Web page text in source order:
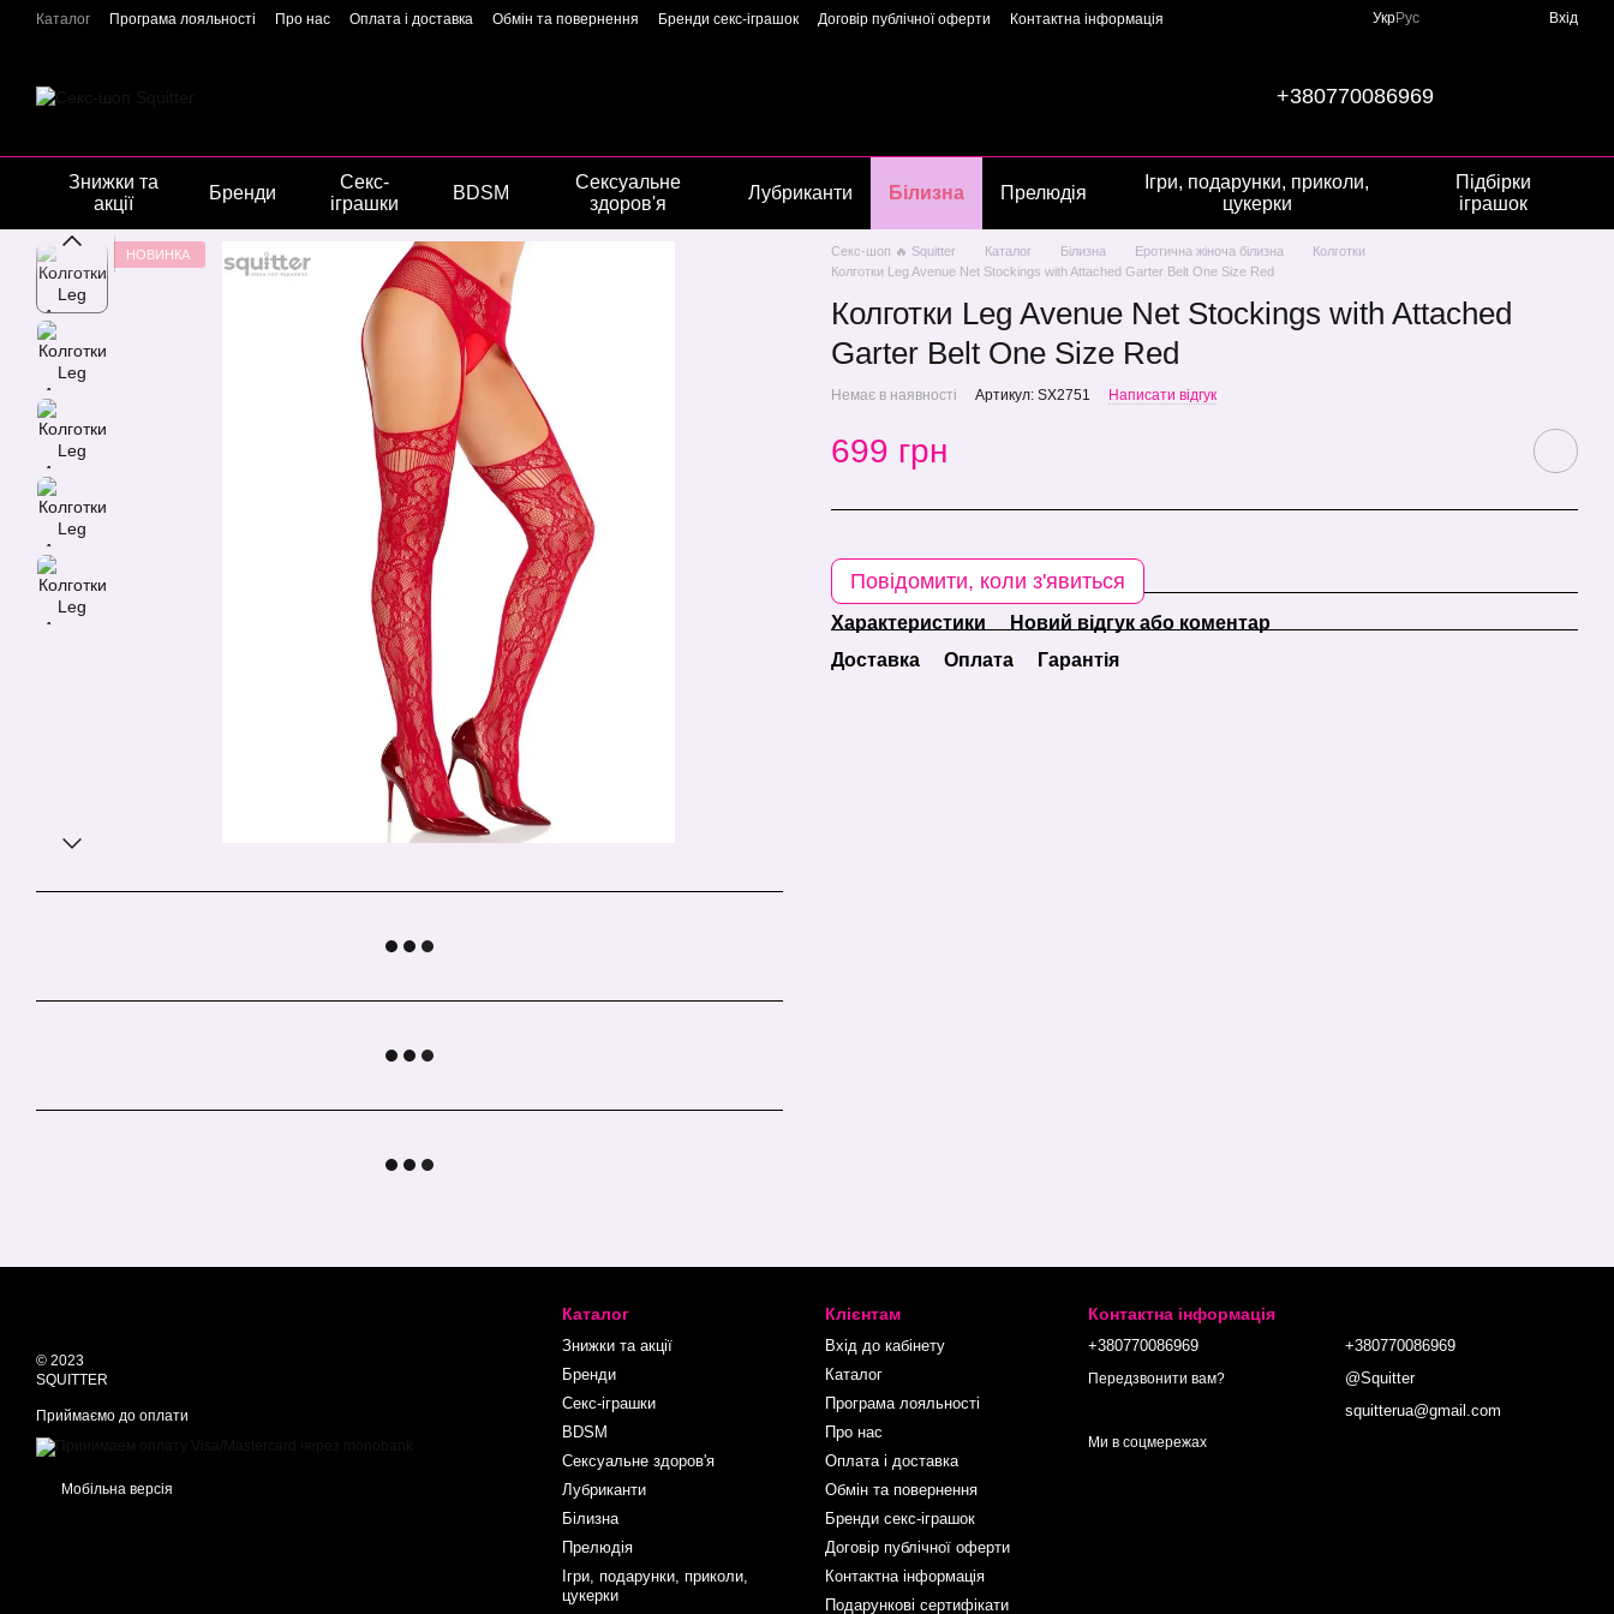
Перейти до основного контенту
Каталог Програма лояльності Про нас Оплата і доставка Обмін та повернення Бренди секс-іграшок Договір публічної оферти
Контактна інформація
УкрРус Вхід
+380770086969
Знижки та
акції
Бренди
Секс-
іграшки
BDSM
Сексуальне
здоров'я
Лубриканти Білизна Прелюдія
Ігри, подарунки, приколи,
цукерки
Підбірки
іграшок
НОВИНКА Секс-шоп 🔥 Squitter Каталог Білизна Еротична жіноча білизна
Колготки
Колготки Leg Avenue Net Stockings with Attached Garter Belt One Size Red
Колготки Leg Avenue Net Stockings with Attached
Garter Belt One Size Red
Немає в наявності Артикул: SX2751 Написати відгук
699 грн
Повідомити, коли з'явиться
Характеристики
Новий відгук або коментар
Доставка
Оплата Гарантія
© 2023
SQUITTER
Приймаємо до оплати
Мобільна версія
Каталог
Знижки та акції
Бренди
Секс-іграшки
BDSM
Сексуальне здоров'я
Лубриканти
Білизна
Прелюдія
Ігри, подарунки, приколи,
цукерки
Клієнтам
Вхід до кабінету
Каталог
Програма лояльності
Про нас
Оплата і доставка
Обмін та повернення
Бренди секс-іграшок
Договір публічної оферти
Контактна інформація
Подарункові сертифікати
Контактна інформація
+380770086969
Передзвонити вам?
+380770086969
@Squitter
squitterua@gmail.com
Ми в соцмережах